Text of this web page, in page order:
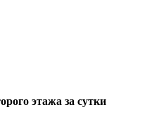
этажа за сутки